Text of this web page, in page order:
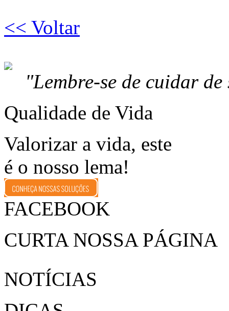
<< Voltar
"Lembre-se de cuidar
Qualidade de Vida
Valorizar a vida, este
é o nosso lema!
FACEBOOK
CURTA NOSSA PÁGINA
NOTÍCIAS